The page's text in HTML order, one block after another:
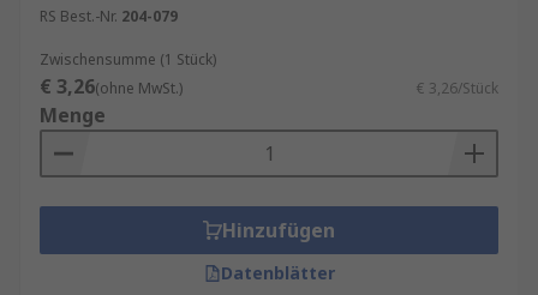
RS Best.-Nr. 204-079
Zwischensumme (1 Stück)
€ 3,26(ohne MwSt.) € 3,26/Stück
Menge
Hinzufügen
Datenblätter